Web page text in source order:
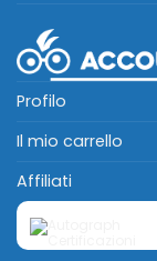
Profilo
Il mio carrello
Affiliati